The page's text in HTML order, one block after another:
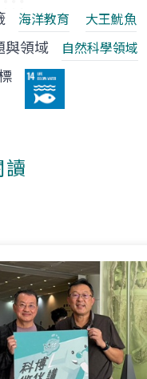
海洋教育 大王魷魚
與領域 自然科學領域
讀